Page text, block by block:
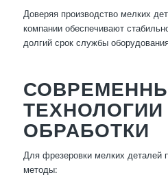
Доверяя производство мелких
компании обеспечивают
долгий срок службы
ТЕХНОЛОГИИ
ОБРАБОТКИ
Для фрезеровки мелких деталей
методы: